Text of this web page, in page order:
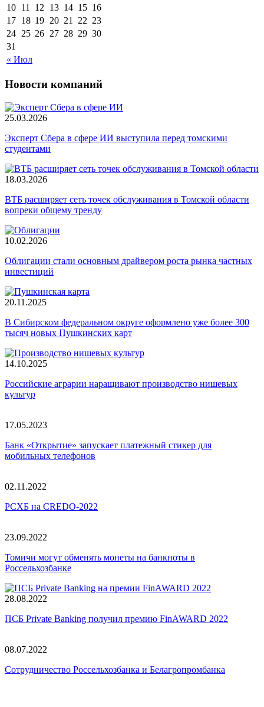
« Июл
10 11 12 13 14 15 16
17 18 19 20 21 22 23
24 25 26 27 28 29 30
31
Новости компаний
25.03.2026
Эксперт Сбера в сфере ИИ выступила перед томскими
студентами
18.03.2026
ВТБ расширяет сеть точек обслуживания в Томской области
вопреки общему тренду
10.02.2026
Облигации стали основным драйвером роста рынка частных
инвестиций
20.11.2025
В Сибирском федеральном округе оформлено уже более 300
тысяч новых Пушкинских карт
14.10.2025
Российские аграрии наращивают производство нишевых
культур
17.05.2023
Банк «Открытие» запускает платежный стикер для
мобильных телефонов
02.11.2022
РСХБ на CREDO-2022
23.09.2022
Томичи могут обменять монеты на банкноты в
Россельхозбанке
28.08.2022
ПСБ Private Banking получил премию FinAWARD 2022
08.07.2022
Сотрудничество Россельхозбанка и Белагропромбанка